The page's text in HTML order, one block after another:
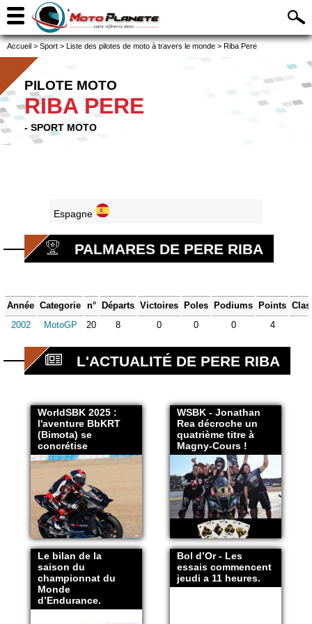
Accueil > Sport > Liste des pilotes de moto à travers le monde > Riba Pere
PILOTE MOTO
RIBA PERE
- SPORT MOTO
Espagne
PALMARES DE PERE RIBA
Année Categorie n° Départs Victoires Poles Podiums Points
2002
MotoGP 20 8 0 0 0 4
L'ACTUALITÉ DE PERE RIBA
WorldSBK 2025 :
l'aventure BbKRT
(Bimota) se
concrétise
WSBK - Jonathan
Rea décroche un
quatrième titre à
Magny-Cours !
Le bilan de la
saison du
championnat du
Monde
d’Endurance.
Bol d’Or - Les
essais commencent
jeudi a 11 heures.